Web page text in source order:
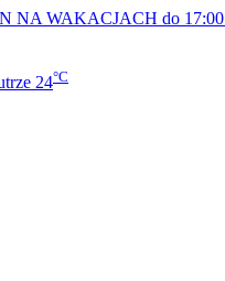
NA WAKACJACH do 17:00
24°C